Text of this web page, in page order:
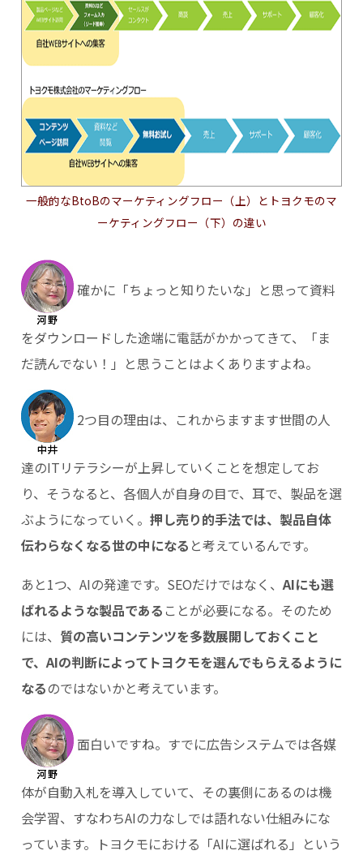
一般的なBtoBのマーケティングフロー（上）とトヨクモのマ
ーケティングフロー（下）の違い
確かに「ちょっと知りたいな」と思って資料
をダウンロードした途端に電話がかかってきて、「ま
だ読んでない！」と思うことはよくありますよね。
2つ目の理由は、これからますます世間の人
達のITリテラシーが上昇していくことを想定してお
り、そうなると、各個人が自身の目で、耳で、製品を選
ぶようになっていく。 押し売り的手法では、製品自体
伝わらなくなる世の中になる と考えているんです。
あと1つ、AIの発達です。SEOだけではなく、AIにも選
ばれるような製品である ことが必要になる。そのため
には、 質の高いコンテンツを多数展開しておくこと
で、AIの判断によってトヨクモを選んでもらえるように
なるのではないかと考えています。
面白いですね。すでに広告システムでは各媒
体が自動入札を導入していて、その裏側にあるのは機
会学習、すなわちAIの力なしでは語れない仕組みにな
っています。トヨクモにおける「AIに選ばれる」という